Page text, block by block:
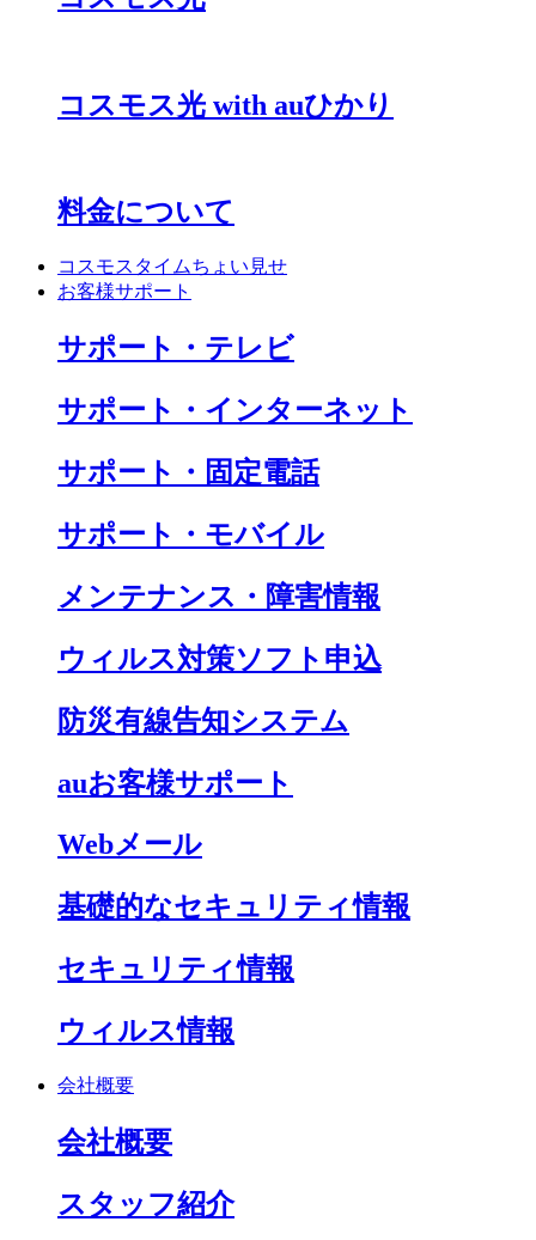
コスモス光 with auひかり
料金について
コスモスタイムちょい見せ
お客様サポート
サポート・テレビ
サポート・インターネット
サポート・固定電話
サポート・モバイル
メンテナンス・障害情報
ウィルス対策ソフト申込
防災有線告知システム
auお客様サポート
Webメール
基礎的なセキュリティ情報
セキュリティ情報
ウィルス情報
会社概要
会社概要
スタッフ紹介